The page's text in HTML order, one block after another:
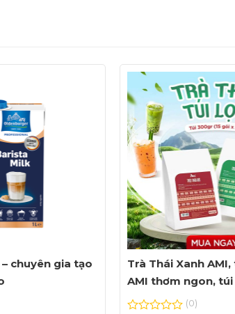
chuyên gia tạo
Trà Thái Xanh
AMI thơm ngon,
dụng
(0)